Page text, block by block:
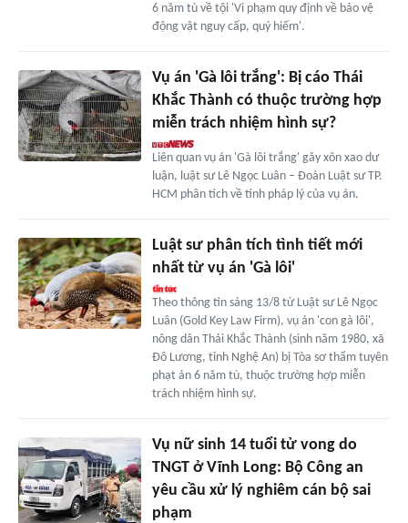
6 năm tù về tội 'Vi phạm quy định về bảo vệ
động vật nguy cấp, quý hiếm'.
Vụ án 'Gà lôi trắng': Bị cáo Thái
Khắc Thành có thuộc trường hợp
miễn trách nhiệm hình sự?
Liên quan vụ án 'Gà lôi trắng' gây xôn xao dư
luận, luật sư Lê Ngọc Luân – Đoàn Luật sư TP.
HCM phân tích về tính pháp lý của vụ án.
Luật sư phân tích tình tiết mới
nhất từ vụ án 'Gà lôi'
Theo thông tin sáng 13/8 từ Luật sư Lê Ngọc
Luân (Gold Key Law Firm), vụ án 'con gà lôi',
nông dân Thái Khắc Thành (sinh năm 1980, xã
Đô Lương, tỉnh Nghệ An) bị Tòa sơ thẩm tuyên
phạt án 6 năm tù, thuộc trường hợp miễn
trách nhiệm hình sự.
Vụ nữ sinh 14 tuổi tử vong do
TNGT ở Vĩnh Long: Bộ Công an
yêu cầu xử lý nghiêm cán bộ sai
phạm